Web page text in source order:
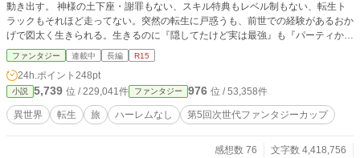
動き出す。 神様の土下座・謝罪もない、スキル特典もレベル制もない、転生ト
ラックもそれほど走ってない。突然の転生に戸惑うも、前世での経験があるおか
げで図太く生きられる。生きるのに『隠してたけど実は最強』も『パーティから
追放されたから復讐する』とかの設定も必要ない。人はただ明日を目指して歩く
だけで十分なんだ。 『王道とは歩むものではなく、その隣にある少しずれた道
を歩くためのガイドにするくらいが丁度いい』 平凡な生き方をしているつもり
が、結局騒ぎを起こしてしまう男の冒険譚。困ったときの魔術頼み！大丈夫、俺
上手に魔術使えますから。※主人公は結構ズルをします。正々堂々がお好きな方
はご注意ください。
ファンタジー 連載中 長編 R15
24h.ポイント 248pt
小説 5,739 位 / 229,041件 ファンタジー 976 位 / 53,358件
異世界 転生 旅 ハーレムなし 第5回次世代ファンタジーカップ
感想数 76
文字数 4,418,756